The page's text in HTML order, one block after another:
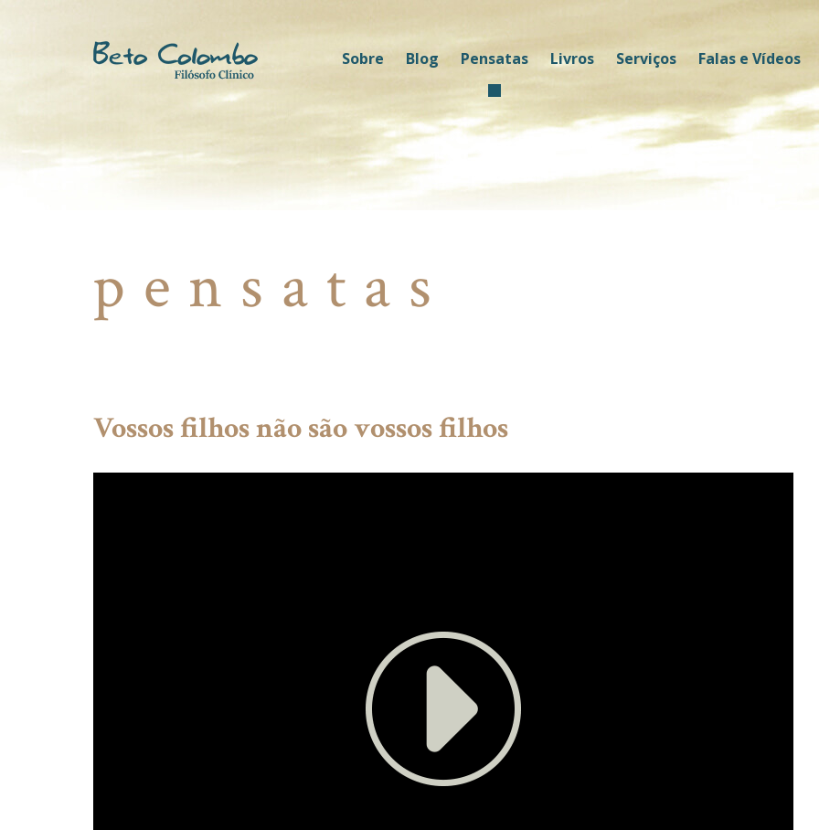
Sobre Blog Pensatas Livros Serviços Falas e Vídeos
pensatas
Vossos filhos não são vossos filhos